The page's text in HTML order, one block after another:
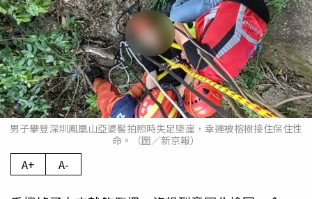
男子攀登深圳鳳凰山亞婆髻拍照時失足墜崖，幸運被榕樹接住保住性
命。（圖／新京報）
A+ A-